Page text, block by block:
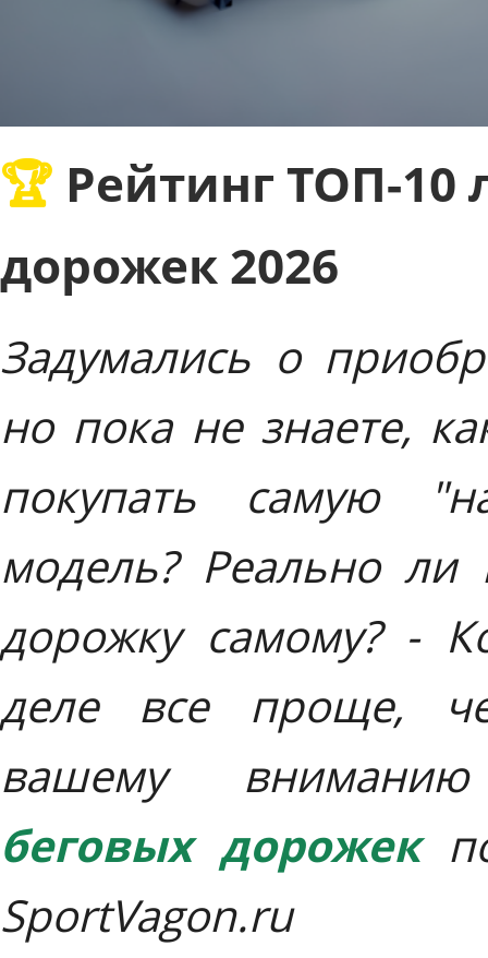
🏆 Рейтинг ТОП-10 лучших беговых
дорожек 2026
Задумались о
но пока не знаете,
покупать самую
модель? Реально
дорожку самому? -
деле все проще,
вашему
беговых дорожекпо
SportVagon.ru